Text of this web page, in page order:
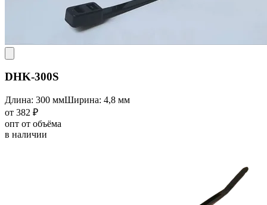
DHK-300S
Длина: 300 ммШирина: 4,8 мм
от 382 ₽
опт от объёма
в наличии